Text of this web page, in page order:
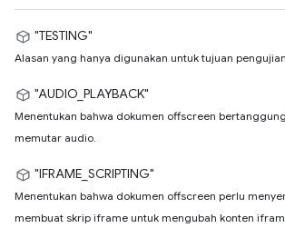
"TESTING"
Alasan yang hanya digunakan untuk tujuan
"AUDIO_PLAYBACK"
Menentukan bahwa dokumen offscreen
memutar audio.
"IFRAME_SCRIPTING"
Menentukan bahwa dokumen offscreen perlu
membuat skrip iframe untuk mengubah konten